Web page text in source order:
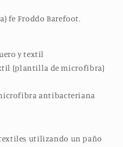
fe Froddo Barefoot.
y textil
(plantilla de microfibra)
antibacteriana
utilizando un paño